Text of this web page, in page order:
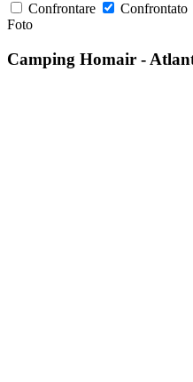
Confrontare
Confrontato
Foto
Camping Homair -